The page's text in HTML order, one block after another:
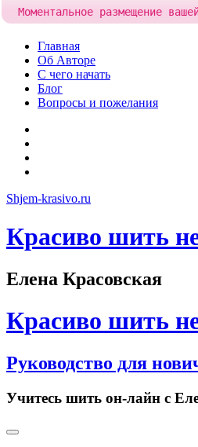
Skip
content
Главная
Об Авторе
С чего начать
Блог
Вопросы и пожелания
Shjem-krasivo.ru
Красиво шить
Елена Красовская
Красиво шить
Руководство для
Учитесь шить он-лайн с
Primary
Моментальное размещение